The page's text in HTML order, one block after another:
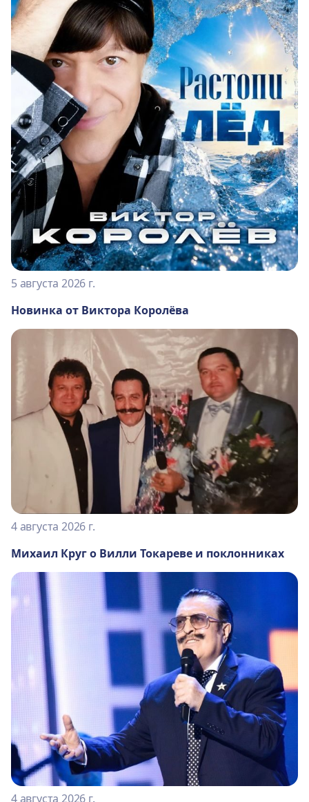
5 августа 2026 г.
Новинка от Виктора Королёва
4 августа 2026 г.
Михаил Круг о Вилли Токареве и поклонниках
4 августа 2026 г.